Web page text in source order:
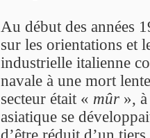
Au début des années
sur les orientations et
industrielle italienne
navale à une mort
secteur était « mûr »,
asiatique se